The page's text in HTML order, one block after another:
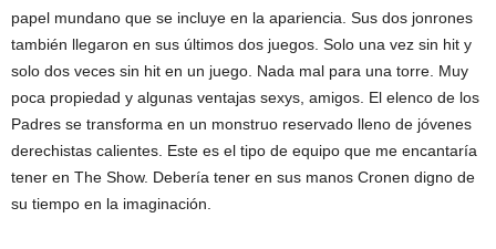
papel mundano que se incluye en la apariencia. Sus dos jonrones
también llegaron en sus últimos dos juegos. Solo una vez sin hit y
solo dos veces sin hit en un juego. Nada mal para una torre. Muy
poca propiedad y algunas ventajas sexys, amigos. El elenco de los
Padres se transforma en un monstruo reservado lleno de jóvenes
derechistas calientes. Este es el tipo de equipo que me encantaría
tener en The Show. Debería tener en sus manos Cronen digno de
su tiempo en la imaginación.